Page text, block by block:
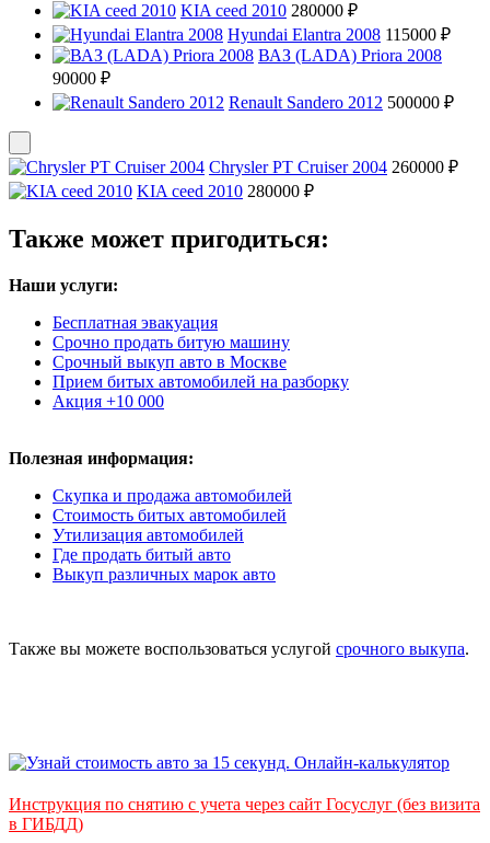
KIA ceed 2010 280000 ₽
Hyundai Elantra 2008 115000 ₽
ВАЗ (LADA) Priora 2008
90000 ₽
Renault Sandero 2012 500000 ₽
Chrysler PT Cruiser 2004 260000 ₽
KIA ceed 2010 280000 ₽
Также может пригодиться:
Наши услуги:
Бесплатная эвакуация
Срочно продать битую машину
Срочный выкуп авто в Москве
Прием битых автомобилей на разборку
Акция +10 000
Полезная информация:
Скупка и продажа автомобилей
Стоимость битых автомобилей
Утилизация автомобилей
Где продать битый авто
Выкуп различных марок авто
Также вы можете воспользоваться услугой срочного выкупа.
Инструкция по снятию с учета через сайт Госуслуг (без визита
в ГИБДД)